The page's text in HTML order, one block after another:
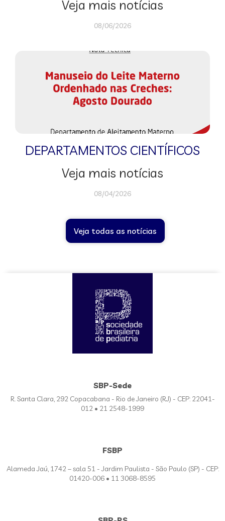
Veja mais notícias
08/06/2026
DEPARTAMENTOS CIENTÍFICOS
Veja mais notícias
08/04/2026
Veja todas as notícias
SBP-Sede
R. Santa Clara, 292 Copacabana - Rio de Janeiro (RJ) - CEP: 22041-
012 • 21 2548-1999
FSBP
Alameda Jaú, 1742 – sala 51 - Jardim Paulista - São Paulo (SP) - CEP:
01420-006 • 11 3068-8595